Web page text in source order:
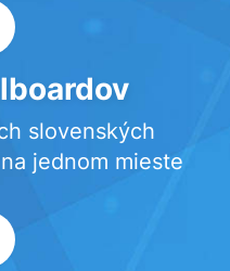
slovenských
jednom mieste